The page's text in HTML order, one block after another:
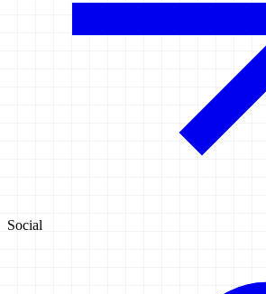
Social